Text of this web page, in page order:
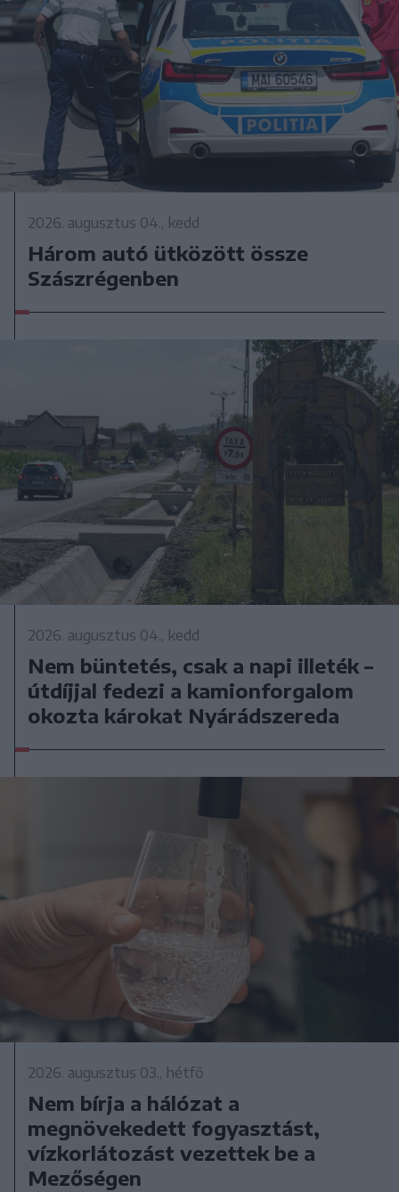
2026. augusztus 04., kedd
Három autó ütközött össze
Szászrégenben
2026. augusztus 04., kedd
Nem büntetés, csak a napi illeték –
útdíjjal fedezi a kamionforgalom
okozta károkat Nyárádszereda
2026. augusztus 03., hétfő
Nem bírja a hálózat a
megnövekedett fogyasztást,
vízkorlátozást vezettek be a
Mezőségen